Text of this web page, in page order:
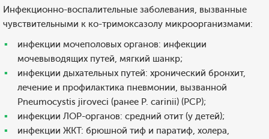
Инфекционно-воспалительные заболевания, вызванные
чувствительными к ко-тримоксазолу микроорганизмами:
инфекции мочеполовых органов: инфекции
мочевыводящих путей, мягкий шанкр;
инфекции дыхательных путей: хронический бронхит,
лечение и профилактика пневмонии, вызванной
Pneumocystis jiroveci (ранее P. carinii) (PCP);
инфекции ЛОР-органов: средний отит (у детей);
инфекции ЖКТ: брюшной тиф и паратиф, холера,